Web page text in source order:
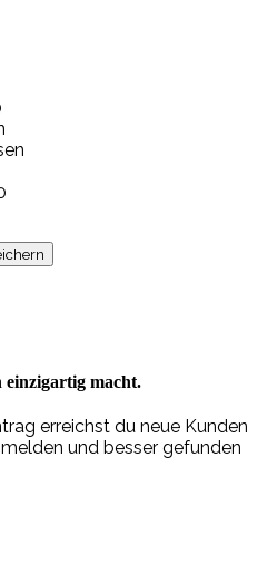
einzigartig macht.
erreichst du neue Kunden
und besser gefunden